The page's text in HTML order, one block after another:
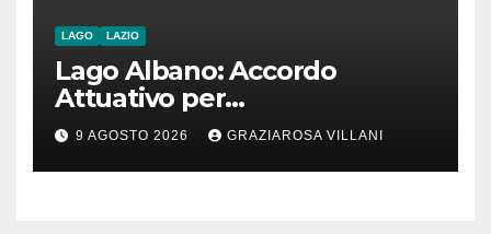
LAGO LAZIO
Lago Albano: Accordo
Attuativo per
l’interconnessione
acquedottistica da 29,5
milioni di euro
9 AGOSTO 2026 GRAZIAROSA VILLANI